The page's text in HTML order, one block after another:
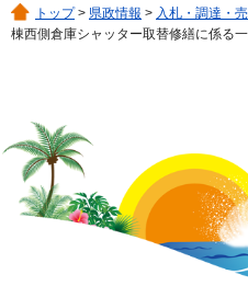
トップ> 県政情報 > 入札・調達・
棟西側倉庫シャッター取替修繕に係る